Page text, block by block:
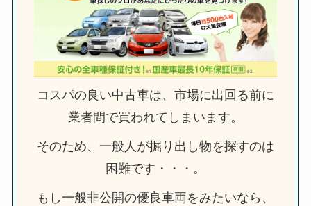
コスパの良い中古車は、市場に出回る前に
業者間で買われてしまいます。
そのため、一般人が掘り出し物を探すのは
困難です・・・。
もし一般非公開の優良車両をみたいなら、